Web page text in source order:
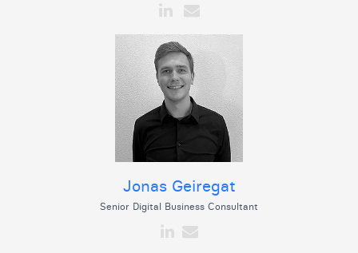
Jonas Geiregat
Senior Digital Business Consultant